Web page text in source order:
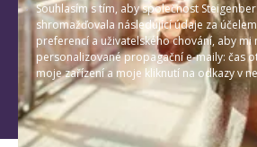
Souhlasím s tím, aby společnost
shromažďovala následující údaje za
preferencí a uživatelského chování, aby mi
personalizované propagační e-maily: čas
moje zařízení a moje kliknutí na odkazy v